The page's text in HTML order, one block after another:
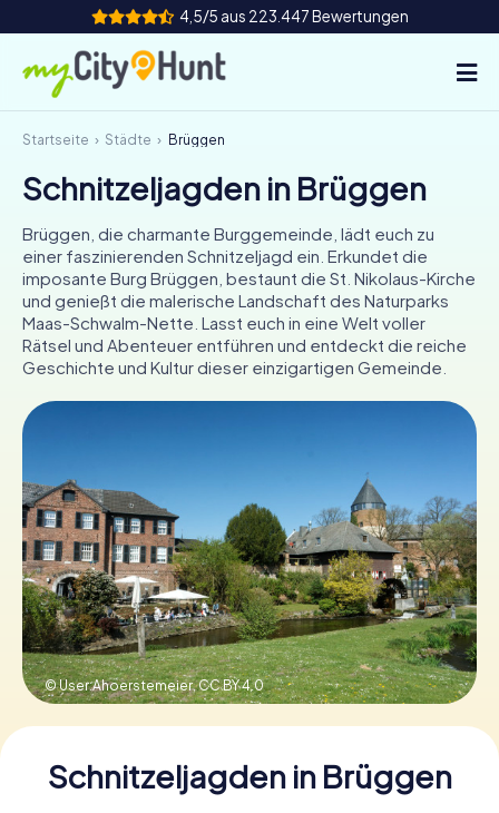
4,5/5 aus 223.447 Bewertungen
So funktioniert's
Städte
Touren
Teamevent
Tickets
INT AT CH
DE
IT
Tickets buchen
Gutscheine bestellen
Startseite Städte Brüggen
Schnitzeljagden in Brüggen
Brüggen, die charmante Burggemeinde, lädt euch zu
einer faszinierenden Schnitzeljagd ein. Erkundet die
imposante Burg Brüggen, bestaunt die St. Nikolaus-Kirche
und genießt die malerische Landschaft des Naturparks
Maas-Schwalm-Nette. Lasst euch in eine Welt voller
Rätsel und Abenteuer entführen und entdeckt die reiche
Geschichte und Kultur dieser einzigartigen Gemeinde.
© User:Ahoerstemeier,CC BY 4.0
Schnitzeljagden in Brüggen